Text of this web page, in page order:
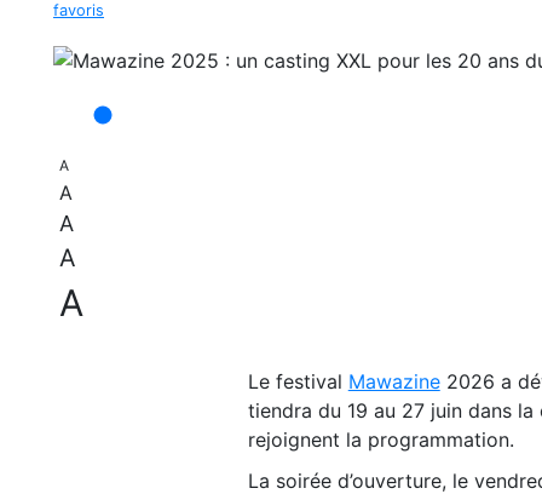
favoris
A
A
A
A
A
Le festival Mawazine2026 a
tiendra du 19 au 27 juin dans
rejoignent la programmation.
La soirée d’ouverture, le